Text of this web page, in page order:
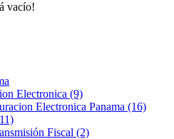
vacío!
Electronica (9)
Electronica Panama (16)
Fiscal (2)